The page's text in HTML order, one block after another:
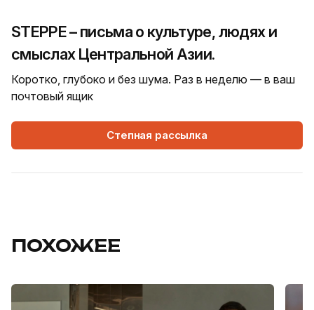
STEPPE – письма о культуре, людях и
смыслах Центральной Азии.
Коротко, глубоко и без шума. Раз в неделю — в ваш
почтовый ящик
Степная рассылка
ПОХОЖЕЕ